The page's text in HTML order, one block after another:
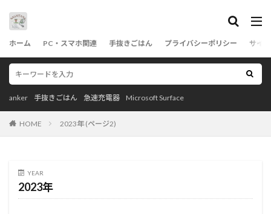
ホーム PC・スマホ関連 手抜きごはん プライバシーポリシー サイ
anker 手抜きごはん 急速充電器 Microsoft Surface
HOME 2023年 (ページ2)
YEAR
2023年
カテゴリー
タグ
anker Coffee
Logicool(ロジクール)
Microsoft
ポータブルSSD
検索